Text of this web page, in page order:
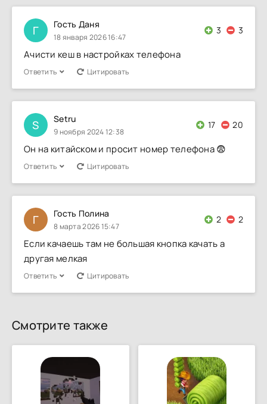
Г Гость Даня
18 января 2026 16:47
3 3
Ачисти кеш в настройках телефона
Ответить Цитировать
S Setru
9 ноября 2024 12:38
17 20
Он на китайском и просит номер телефона 😨
Ответить Цитировать
Г Гость Полина
8 марта 2026 15:47
2 2
Если качаешь там не большая кнопка качать а
другая мелкая
Ответить Цитировать
Смотрите также